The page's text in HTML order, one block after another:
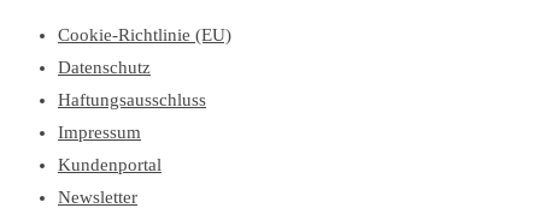
Cookie-Richtlinie (EU)
Datenschutz
Haftungsausschluss
Impressum
Kundenportal
Newsletter